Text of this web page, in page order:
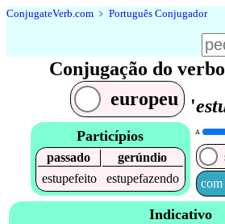
ConjugateVerb.com ﹥ Português Conjugador
Conjugação do
europeu
'
Particípios
passado
gerúndio
estupefeito
estupefazendo
A
com
Indicativo